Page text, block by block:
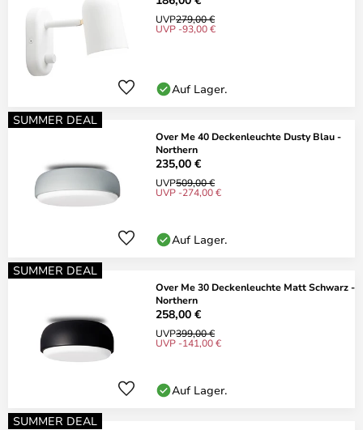
UVP279,00 €
UVP -93,00 €
Auf Lager.
SUMMER DEAL
Over Me 40 Deckenleuchte Dusty Blau -
Northern
235,00 €
UVP509,00 €
UVP -274,00 €
Auf Lager.
SUMMER DEAL
Over Me 30 Deckenleuchte Matt Schwarz -
Northern
258,00 €
UVP399,00 €
UVP -141,00 €
Auf Lager.
SUMMER DEAL